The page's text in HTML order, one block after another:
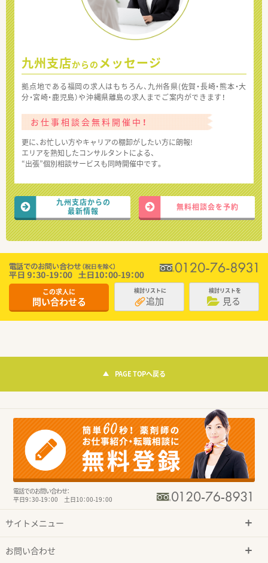
九州支店からの メッセージ
拠点地である福岡の求人はもちろん、九州各県(佐賀・長崎・熊本・大
分・宮崎・鹿児島）や沖縄県離島の求人までご案内ができます！
お仕事相談会無料開催中！
更に、お忙しい方やキャリアの棚卸がしたい方に朗報!
エリアを熟知したコンサルタントによる、
“出張”個別相談サービスも同時開催中です。
九州支店からの
最新情報
無料相談会を予約
この求人に
問い合わせる
検討リストに
追加
検討リストを
見る
PAGE TOPへ戻る
電話でのお問い合わせ：
平日9：30-19：00 土日10：00-19：00
サイトメニュー
お問い合わせ